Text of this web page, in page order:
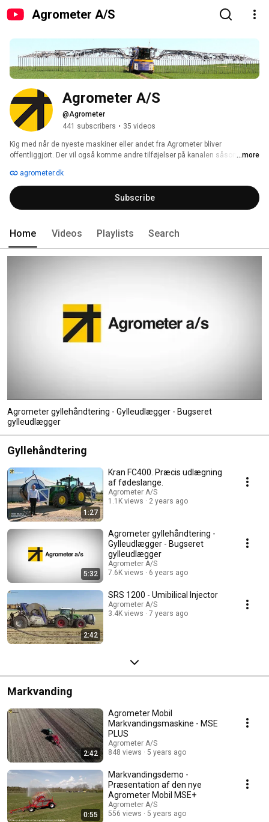
Agrometer A/S
Agrometer A/S
@Agrometer
441 subscribers • 35 videos
Kig med når de nyeste maskiner eller andet fra Agrometer bliver
offentliggjort. Der vil også komme andre tilføjelser på kanalen såsom,
vise Agrometers udvalg samt muligheder indenfor de områder Agrometer
berør.
...more
agrometer.dk
Subscribe
Home Videos Playlists Search
Agrometer gyllehåndtering - Gylleudlægger - Bugseret
gylleudlægger
Gyllehåndtering
1:27
Kran FC400. Præcis udlægning
af fødeslange.
Agrometer A/S
1.1K views
2 years ago
5:32
Agrometer gyllehåndtering -
Gylleudlægger - Bugseret
gylleudlægger
Agrometer A/S
7.6K views
6 years ago
2:42
SRS 1200 - Umibilical Injector
Agrometer A/S
3.4K views
7 years ago
Markvanding
2:42
Agrometer Mobil
Markvandingsmaskine - MSE
PLUS
Agrometer A/S
848 views
5 years ago
0:55
Markvandingsdemo -
Præsentation af den nye
Agrometer Mobil MSE+
Agrometer A/S
556 views
5 years ago